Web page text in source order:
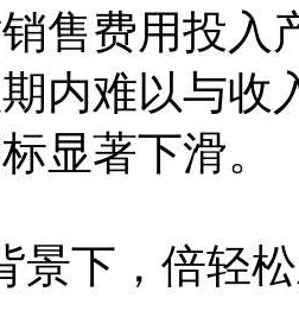
售费用投入
内难以与收
显著下滑。
景下，倍轻